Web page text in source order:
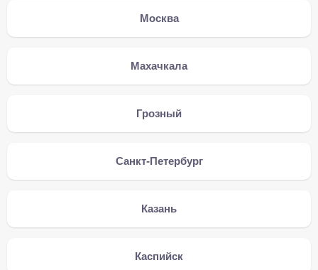
Москва
Махачкала
Грозный
Санкт-Петербург
Казань
Каспийск